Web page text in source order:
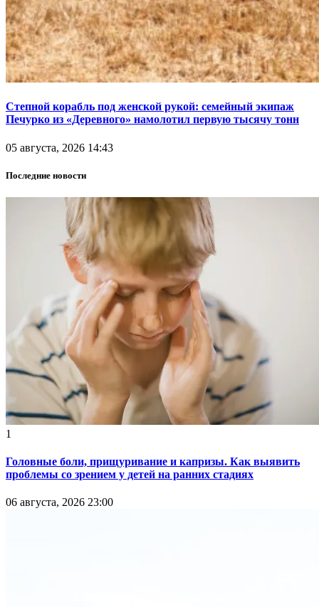
Степной корабль под женской рукой: семейный экипаж
Печурко из «Деревного» намолотил первую тысячу тонн
05 августа, 2026 14:43
Последние новости
1
Головные боли, прищуривание и капризы. Как выявить
проблемы со зрением у детей на ранних стадиях
06 августа, 2026 23:00